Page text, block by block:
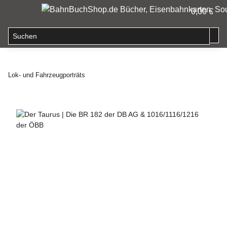
0,00 €
Lok- und Fahrzeugporträts